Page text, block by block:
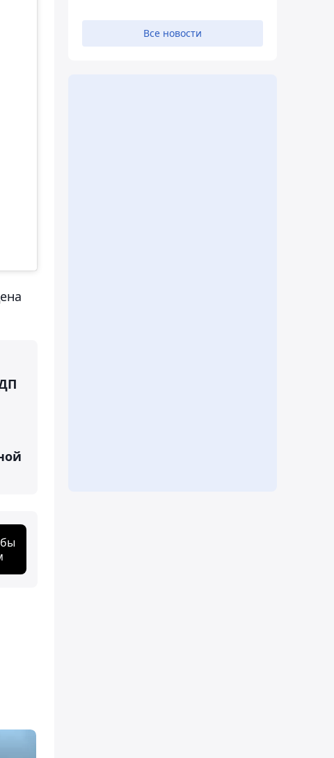
Все новости